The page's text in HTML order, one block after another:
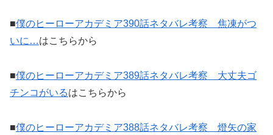
■僕のヒーローアカデミア390話ネタバレ考察 焦凍がつ
いに…はこちらから
■僕のヒーローアカデミア389話ネタバレ考察 大丈夫ゴ
チンコがいるはこちらから
■僕のヒーローアカデミア388話ネタバレ考察 燈矢の家